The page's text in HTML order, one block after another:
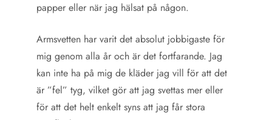
papper eller när jag hälsat på någon.
Armsvetten har varit det absolut jobbigaste för
mig genom alla år och är det fortfarande. Jag
kan inte ha på mig de kläder jag vill för att det
är ”fel” tyg, vilket gör att jag svettas mer eller
för att det helt enkelt syns att jag får stora